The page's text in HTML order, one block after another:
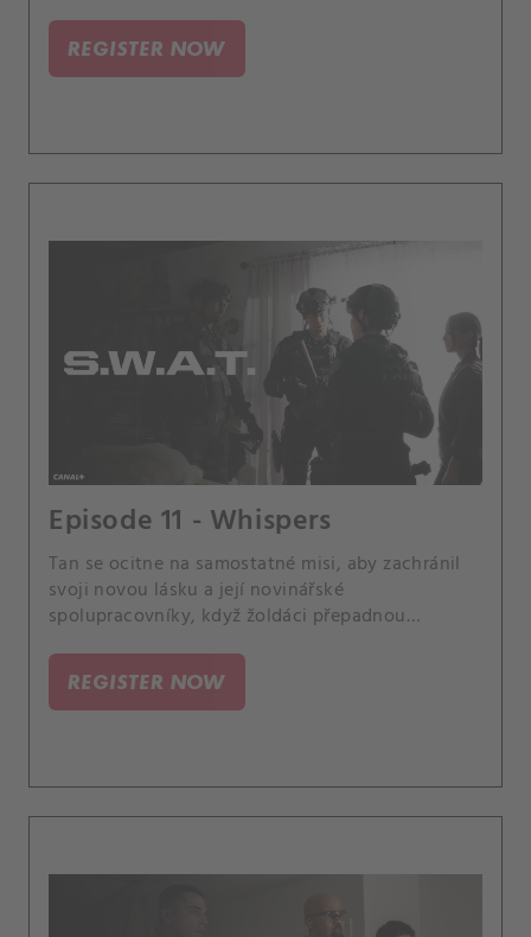
smrtícím střelcem.
REGISTER NOW
Episode 11 - Whispers
Tan se ocitne na samostatné misi, aby zachránil
svoji novou lásku a její novinářské
spolupracovníky, když žoldáci přepadnou
uteče, je na týmu SWAT, aby vystopoval dobře
vycvičené ozbrojence, než bude někdo další zabit.
REGISTER NOW